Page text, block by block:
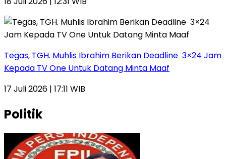
Tegas, TGH. Muhlis Ibrahim Berikan Deadline 3×24 Jam
Kepada TV One Untuk Datang Minta Maaf
17 Juli 2026 | 17:11 WIB
Politik